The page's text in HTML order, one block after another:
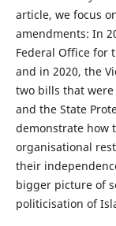
article, we focus
amendments: In
Federal Office for
and in 2020, the
two bills that were
and the State
demonstrate how
organisational
their
bigger picture of
politicisation of